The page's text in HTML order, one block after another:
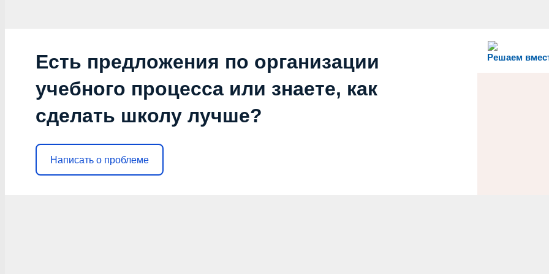
Решаем
Есть предложения по организации
учебного процесса или знаете, как
сделать школу лучше?
Написать о проблеме